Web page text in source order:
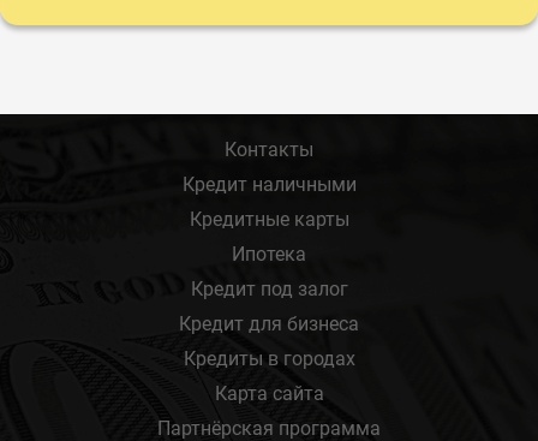
Контакты
Кредит наличными
Кредитные карты
Ипотека
Кредит под залог
Кредит для бизнеса
Кредиты в городах
Карта сайта
Партнёрская программа